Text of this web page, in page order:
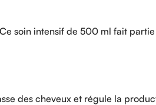
soin intensif de 500 ml fait
des cheveux et régule la